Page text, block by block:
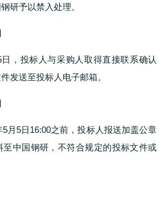
研予以禁入处理。
，投标人与采购人取得直接联系确认
发送至投标人电子邮箱。
月5日16:00之前，投标人报送加盖公章
至中国钢研，不符合规定的投标文件或